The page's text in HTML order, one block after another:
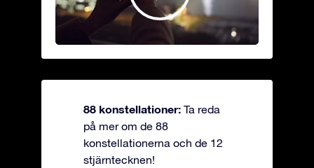
88 konstellationer: Ta reda
på mer om de 88
konstellationerna och de 12
stjärntecknen!